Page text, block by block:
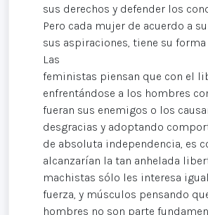
sus derechos y defender los
Pero cada mujer de acuerdo a
sus aspiraciones, tiene su forma
Las
feministas piensan que con el
enfrentándose a los hombres
fueran sus enemigos o los
desgracias y adoptando
de absoluta independencia, es
alcanzarían la tan anhelada
machistas sólo les interesa
fuerza, y músculos pensando
hombres no son parte